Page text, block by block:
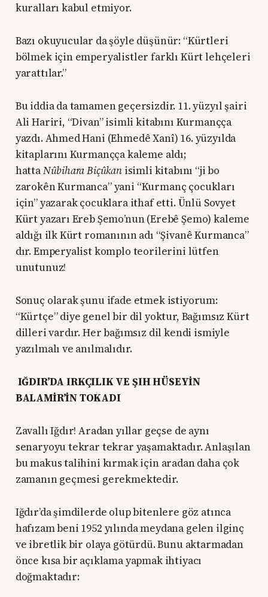
kuralları kabul etmiyor.
Bazı okuyucular da şöyle düşünür: “Kürtleri
bölmek için emperyalistler farklı Kürt lehçeleri
yarattılar.”
Bu iddia da tamamen geçersizdir. 11. yüzyıl şairi
Ali Hariri, “Divan” isimli kitabını Kurmançça
yazdı. Ahmed Hani (Ehmedê Xanî) 16. yüzyılda
kitaplarını Kurmançça kaleme aldı;
hattaNûbihara Biçûkanisimli kitabını “ji bo
zarokên Kurmanca” yani “Kurmanç çocukları
için” yazarak çocuklara ithaf etti. Ünlü Sovyet
Kürt yazarı Ereb Şemo’nun (Erebê Şemo) kaleme
aldığı ilk Kürt romanının adı “Şivanê Kurmanca”
dır. Emperyalist komplo teorilerini lütfen
unutunuz!
Sonuç olarak şunu ifade etmek istiyorum:
“Kürtçe” diye genel bir dil yoktur, Bağımsız Kürt
dilleri vardır. Her bağımsız dil kendi ismiyle
yazılmalı ve anılmalıdır.
IĞDIR’DA IRKÇILIK VE ŞIH HÜSEYİN
BALAMİR’İN TOKADI
Zavallı Iğdır! Aradan yıllar geçse de aynı
senaryoyu tekrar tekrar yaşamaktadır. Anlaşılan
bu makus talihini kırmak için aradan daha çok
zamanın geçmesi gerekmektedir.
Iğdır’da şimdilerde olup bitenlere göz atınca
hafızam beni 1952 yılında meydana gelen ilginç
ve ibretlik bir olaya götürdü. Bunu aktarmadan
önce kısa bir açıklama yapmak ihtiyacı
doğmaktadır: